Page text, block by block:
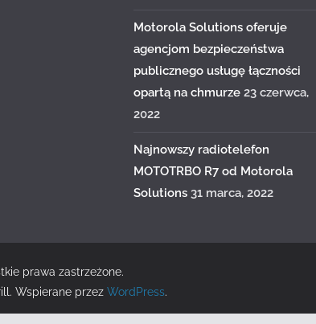
Motorola Solutions oferuje
agencjom bezpieczeństwa
publicznego usługę łączności
opartą na chmurze 23 czerwca,
2022
Najnowszy radiotelefon
MOTOTRBO R7 od Motorola
Solutions 31 marca, 2022
prawa zastrzeżone.
Wspierane przez WordPress.